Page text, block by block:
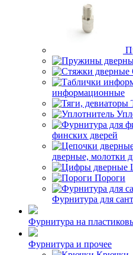
информационные
финских дверей
дверные, молотки
Пороги
Фурнитура для
Фурнитура на
Фурнитура и прочее